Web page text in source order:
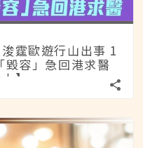
霆歐遊行山出事 1
毀容」急回港求醫
】